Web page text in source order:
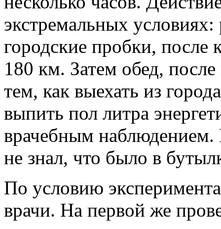
экстремальных
городские пробки, после
180 км. Затем обед,
тем, как выехать из
выпить пол литра
врачебным
не знал, что было в
По условию
врачи. На первой же